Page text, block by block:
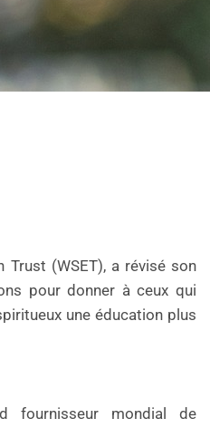
Trust (WSET), a révisé son
pour donner à ceux qui
une éducation plus
fournisseur mondial de